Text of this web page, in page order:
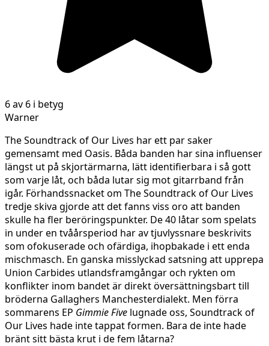
6 av 6 i betyg
Warner
The Soundtrack of Our Lives har ett par saker
gemensamt med Oasis. Båda banden har sina influenser
längst ut på skjortärmarna, lätt identifierbara i så gott
som varje låt, och båda lutar sig mot gitarrband från
igår. Förhandssnacket om The Soundtrack of Our Lives
tredje skiva gjorde att det fanns viss oro att banden
skulle ha fler beröringspunkter. De 40 låtar som spelats
in under en tvåårsperiod har av tjuvlyssnare beskrivits
som ofokuserade och ofärdiga, ihopbakade i ett enda
mischmasch. En ganska misslyckad satsning att upprepa
Union Carbides utlandsframgångar och rykten om
konflikter inom bandet är direkt översättningsbart till
bröderna Gallaghers Manchesterdialekt. Men förra
sommarens EP Gimmie Five lugnade oss, Soundtrack of
Our Lives hade inte tappat formen. Bara de inte hade
bränt sitt bästa krut i de fem låtarna?